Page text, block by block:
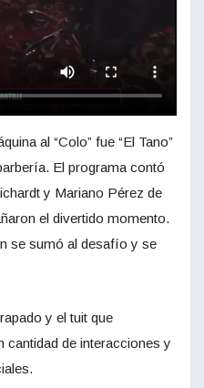
al “Colo” fue “El Tano”
El programa contó
y Mariano Pérez de
el divertido momento.
se sumó al desafío y se
y el tuit que
cantidad de interacciones y